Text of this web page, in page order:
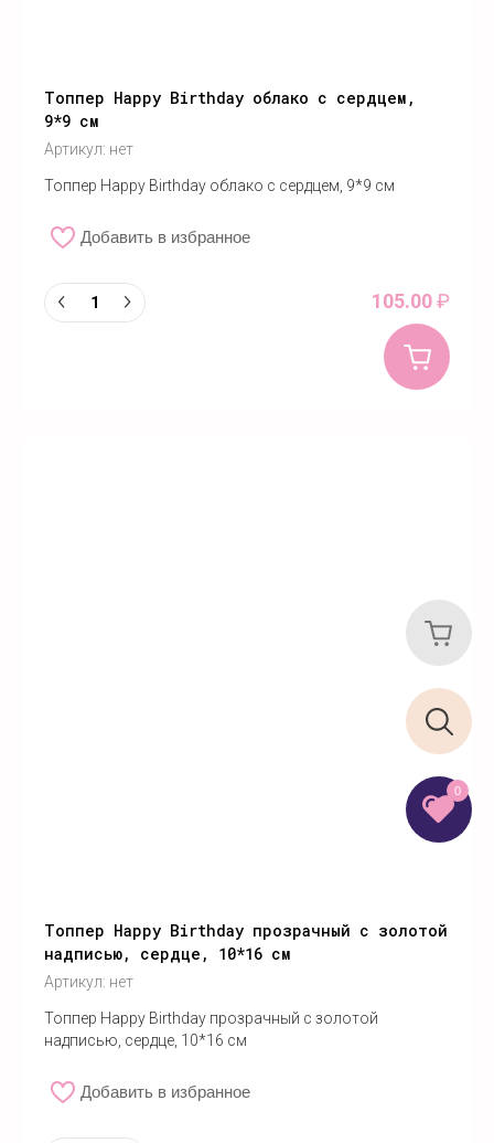
0
Топпер Happy Birthday облако с сердцем,
9*9 см
Артикул: нет
Топпер Happy Birthday облако с сердцем, 9*9 см
Добавить в избранное
105.00₽
Топпер Happy Birthday прозрачный с золотой
надписью, сердце, 10*16 см
Артикул: нет
Топпер Happy Birthday прозрачный с золотой
надписью, сердце, 10*16 см
Добавить в избранное